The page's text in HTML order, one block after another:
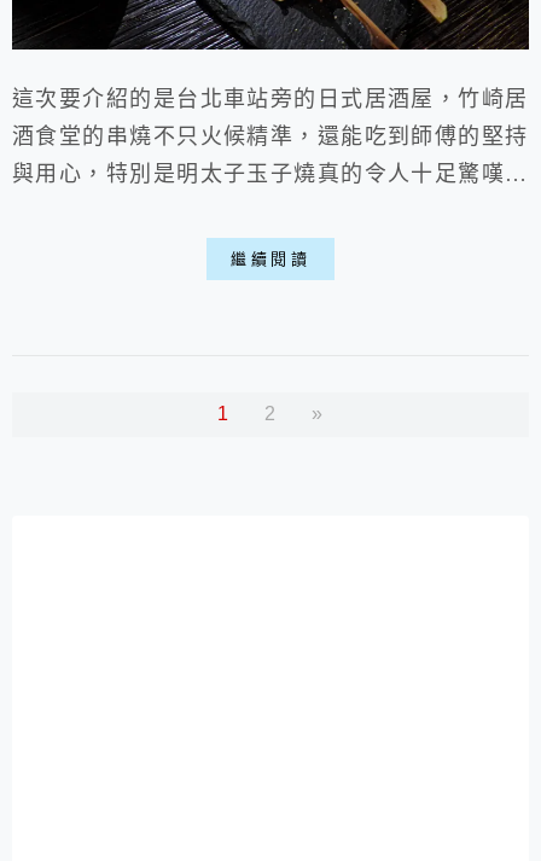
這次要介紹的是台北車站旁的日式居酒屋，竹崎居
酒食堂的串燒不只火候精準，還能吃到師傅的堅持
與用心，特別是明太子玉子燒真的令人十足驚嘆，
但就交通位置來說並不算超過，適合來台北玩的旅
人們吃吃宵夜、小酌一番喵。 一、店家環境:
繼續閱讀
1 2 »